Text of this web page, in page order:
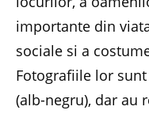
importante din
sociale si a
Fotografiile lor
(alb-negru), dar au